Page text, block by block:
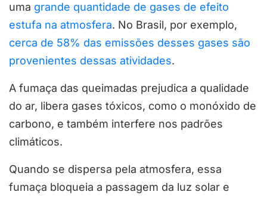
uma grande quantidade de gases de efeito
estufa na atmosfera. No Brasil, por exemplo,
cerca de 58% das emissões desses gases são
provenientes dessas atividades.
A fumaça das queimadas prejudica a qualidade
do ar, libera gases tóxicos, como o monóxido de
carbono, e também interfere nos padrões
climáticos.
Quando se dispersa pela atmosfera, essa
fumaça bloqueia a passagem da luz solar e